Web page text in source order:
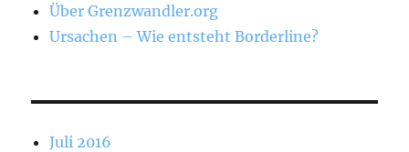
Über Grenzwandler.org
Ursachen – Wie entsteht Borderline?
Juli 2016